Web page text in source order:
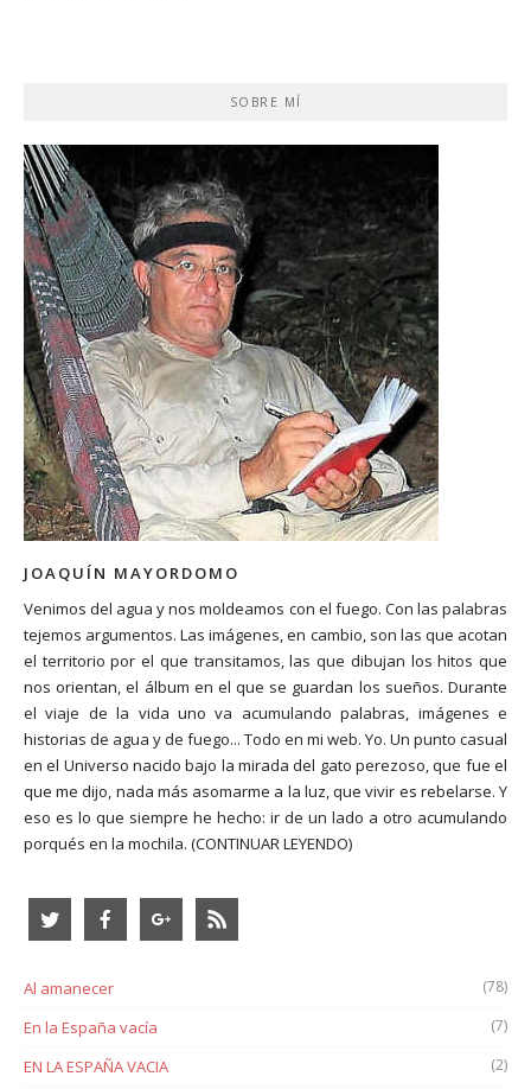
SOBRE MÍ
JOAQUÍN MAYORDOMO
Venimos del agua y nos moldeamos con el fuego. Con las palabras
tejemos argumentos. Las imágenes, en cambio, son las que acotan
el territorio por el que transitamos, las que dibujan los hitos que
nos orientan, el álbum en el que se guardan los sueños. Durante
el viaje de la vida uno va acumulando palabras, imágenes e
historias de agua y de fuego... Todo en mi web. Yo. Un punto casual
en el Universo nacido bajo la mirada del gato perezoso, que fue el
que me dijo, nada más asomarme a la luz, que vivir es rebelarse. Y
eso es lo que siempre he hecho: ir de un lado a otro acumulando
porqués en la mochila. (CONTINUAR LEYENDO)
Al amanecer (78)
En la España vacía (7)
EN LA ESPAÑA VACIA (2)